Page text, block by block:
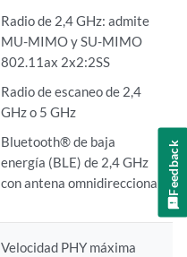
Radio de 2,4 GHz: admite
MU-MIMO y SU-MIMO
802.11ax 2x2:2SS
Radio de escaneo de 2,4
GHz o 5 GHz
Bluetooth® de baja
energía (BLE) de 2,4 GHz
con antena omnidireccional
Velocidad PHY máxima
Feedback